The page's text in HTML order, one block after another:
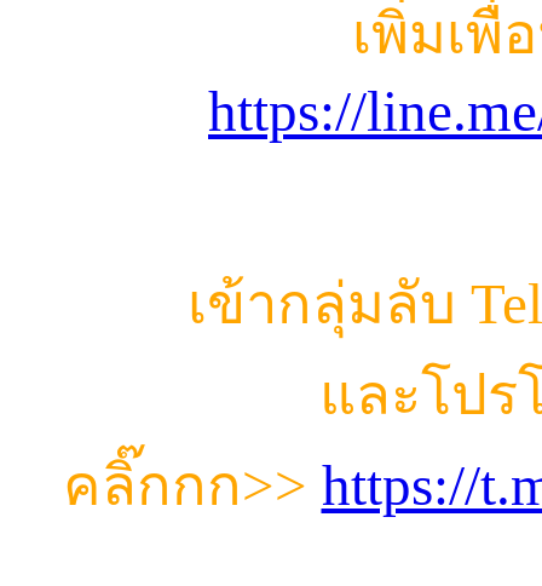
เพิ่มเพื่
https://
เข้ากลุ่มลับ
และโป
คลิ๊กกก>> https://